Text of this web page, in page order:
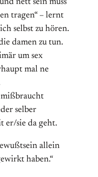
nett sein muss
tragen“ – lernt
selbst zu hören.
damen zu tun.
um sex
mal ne
mißbraucht
selber
er/sie da geht.
allein
haben.“